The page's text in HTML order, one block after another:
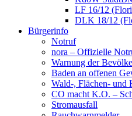
LF 16/12
DLK 18/12
Bürgerinfo
Notruf
nora – Offizielle
Warnung der
Baden an offenen
Wald-, Flächen- und
CO macht K.O. –
Stromausfall